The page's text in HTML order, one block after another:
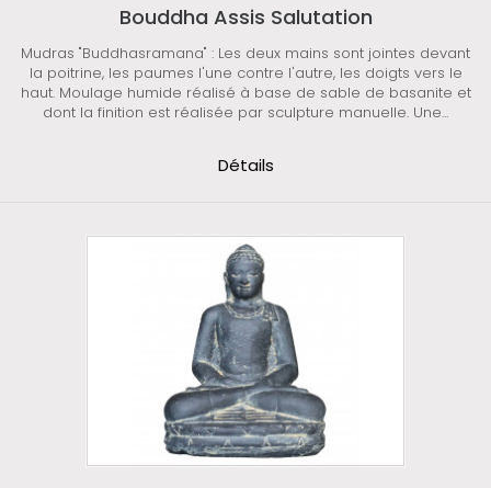
Bouddha Assis Salutation
Mudras "Buddhasramana" : Les deux mains sont jointes devant
la poitrine, les paumes l'une contre l'autre, les doigts vers le
haut. Moulage humide réalisé à base de sable de basanite et
dont la finition est réalisée par sculpture manuelle. Une...
Détails